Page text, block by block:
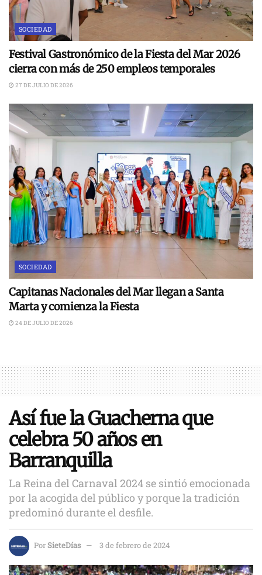
SOCIEDAD
Festival Gastronómico de la Fiesta del Mar 2026
cierra con más de 250 empleos temporales
27 DE JULIO DE 2026
SOCIEDAD
Capitanas Nacionales del Mar llegan a Santa
Marta y comienza la Fiesta
24 DE JULIO DE 2026
Así fue la Guacherna que
celebra 50 años en
Barranquilla
La Reina del Carnaval 2024 se sintió emocionada
por la acogida del público y porque la tradición
predominó durante el desfile.
PorSieteDías 3 de febrero de 2024